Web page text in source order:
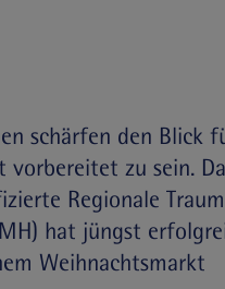
schärfen den Blick
vorbereitet zu sein.
Regionale
hat jüngst
Weihnachtsmarkt